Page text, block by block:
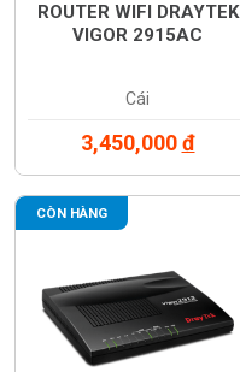
ROUTER WIFI DRAYTEK
VIGOR 2915AC
Cái
3,450,000đ
CÒN HÀNG